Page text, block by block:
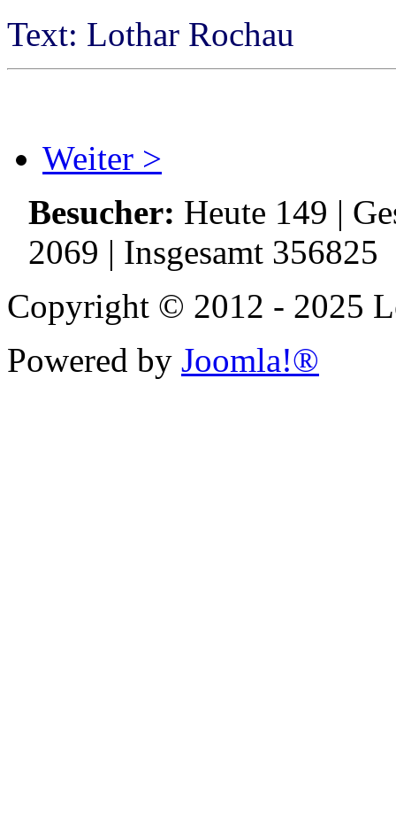
Text: Lothar Rochau
Weiter >
Besucher: Heute 149 |
2069 | Insgesamt 356825
Copyright © 2012 - 2025
Powered by Joomla!®